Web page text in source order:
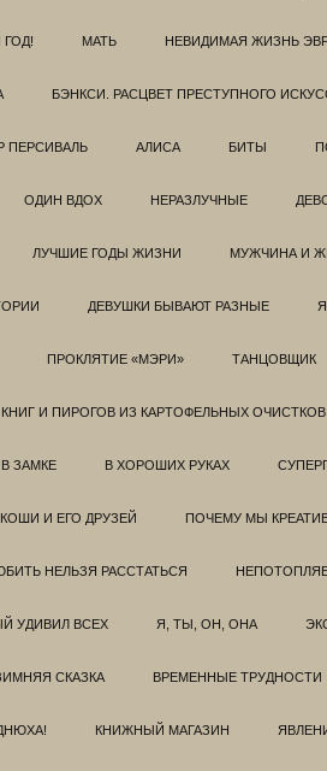
МАТЬ НЕВИДИМАЯ ЖИЗНЬ
БЭНКСИ. РАСЦВЕТ ПРЕСТУПНОГО
ПЕРСИВАЛЬ АЛИСА БИТЫ
ОДИН ВДОХ НЕРАЗЛУЧНЫЕ
ЛУЧШИЕ ГОДЫ ЖИЗНИ МУЖЧИНА И
ДЕВУШКИ БЫВАЮТ РАЗНЫЕ
ПРОКЛЯТИЕ «МЭРИ» ТАНЦОВЩИК
И ПИРОГОВ ИЗ КАРТОФЕЛЬНЫХ ОЧИСТКОВ
ЗАМКЕ В ХОРОШИХ РУКАХ
И ЕГО ДРУЗЕЙ ПОЧЕМУ МЫ
НЕЛЬЗЯ РАССТАТЬСЯ
УДИВИЛ ВСЕХ Я, ТЫ, ОН, ОНА
СКАЗКА ВРЕМЕННЫЕ ТРУДНОСТИ
КНИЖНЫЙ МАГАЗИН